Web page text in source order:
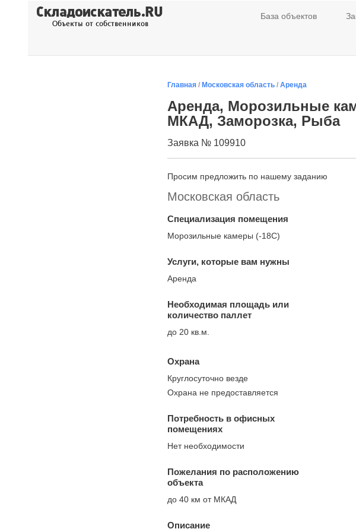
База объектов
Главная / Московская область / Аренда
Аренда, Морозильные
МКАД, Заморозка, Рыба
Заявка № 109910
Просим предложить по нашему заданию
Московская область
Специализация помещения
Морозильные камеры (-18С)
Услуги, которые вам нужны
Аренда
Необходимая площадь или
количество паллет
до 20 кв.м.
Охрана
Круглосуточно везде
Охрана не предоставляется
Потребность в офисных
помещениях
Нет необходимости
Пожелания по расположению
объекта
до 40 км от МКАД
Описание